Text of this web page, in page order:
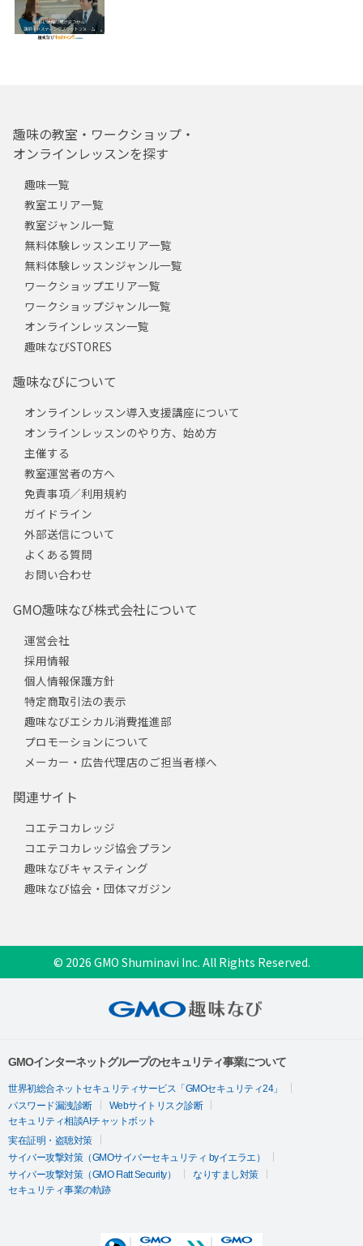
趣味の教室・ワークショップ・
オンラインレッスンを探す
趣味一覧
教室エリア一覧
教室ジャンル一覧
無料体験レッスンエリア一覧
無料体験レッスンジャンル一覧
ワークショップエリア一覧
ワークショップジャンル一覧
オンラインレッスン一覧
趣味なびSTORES
趣味なびについて
オンラインレッスン導入支援講座について
オンラインレッスンのやり方、始め方
主催する
教室運営者の方へ
免責事項／利用規約
ガイドライン
外部送信について
よくある質問
お問い合わせ
GMO趣味なび株式会社について
運営会社
採用情報
個人情報保護方針
特定商取引法の表示
趣味なびエシカル消費推進部
プロモーションについて
メーカー・広告代理店のご担当者様へ
関連サイト
コエテコカレッジ
コエテコカレッジ協会プラン
趣味なびキャスティング
趣味なび協会・団体マガジン
© 2026 GMO Shuminavi Inc. All Rights Reserved.